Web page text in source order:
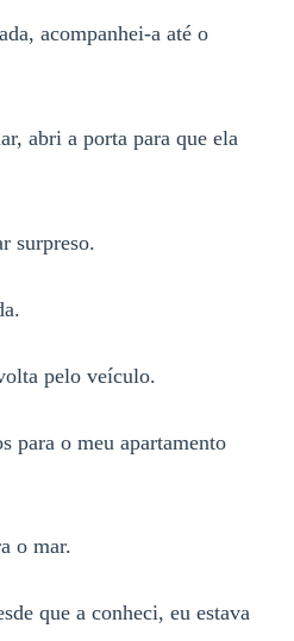
acompanhei-a até o
abri a porta para que ela
surpreso.
pelo veículo.
para o meu apartamento
o mar.
que a conheci, eu estava